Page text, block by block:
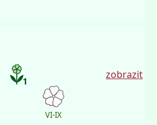
VI-IX
zobrazit